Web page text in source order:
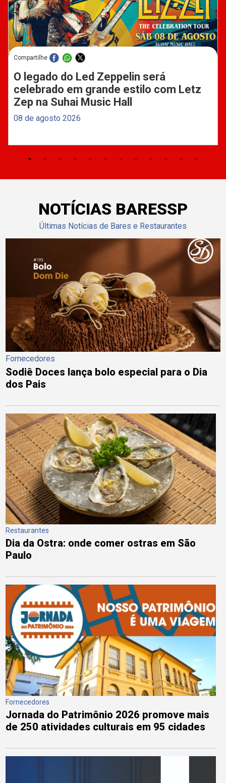
Compartilhe
O legado do Led Zeppelin será
celebrado em grande estilo com Letz
Zep na Suhai Music Hall
08 de agosto 2026
NOTÍCIAS BARESSP
Últimas Notícias de Bares e Restaurantes
Fornecedores
Sodiê Doces lança bolo especial para o Dia
dos Pais
Restaurantes
Dia da Ostra: onde comer ostras em São
Paulo
Fornecedores
Jornada do Patrimônio 2026 promove mais
de 250 atividades culturais em 95 cidades